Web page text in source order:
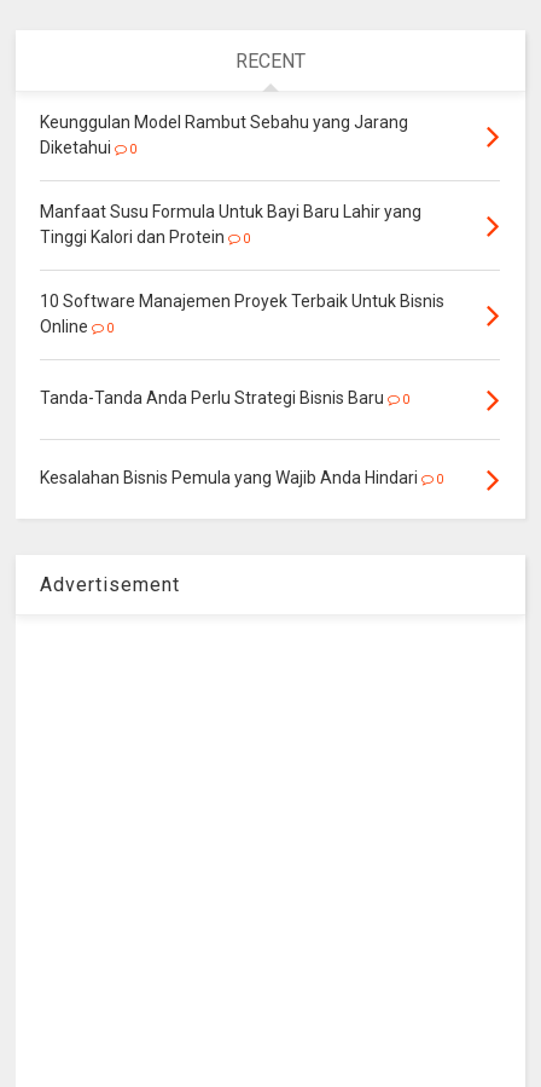
RECENT
Keunggulan Model Rambut Sebahu yang Jarang
Diketahui
0
Manfaat Susu Formula Untuk Bayi Baru Lahir yang
Tinggi Kalori dan Protein
0
10 Software Manajemen Proyek Terbaik Untuk Bisnis
Online
0
Tanda-Tanda Anda Perlu Strategi Bisnis Baru 0
Kesalahan Bisnis Pemula yang Wajib Anda Hindari 0
Advertisement